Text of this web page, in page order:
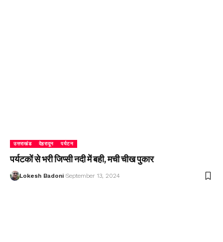
उत्तराखंड देहरादून पर्यटन
पर्यटकों से भरी जिप्सी नदी में बही, मची चीख पुकार
Lokesh Badoni September 13, 2024